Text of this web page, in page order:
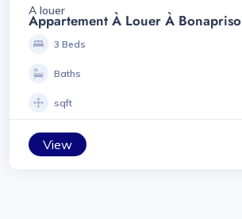
A louer
Appartement À Louer À Bonapriso
3 Beds
Baths
sqft
View